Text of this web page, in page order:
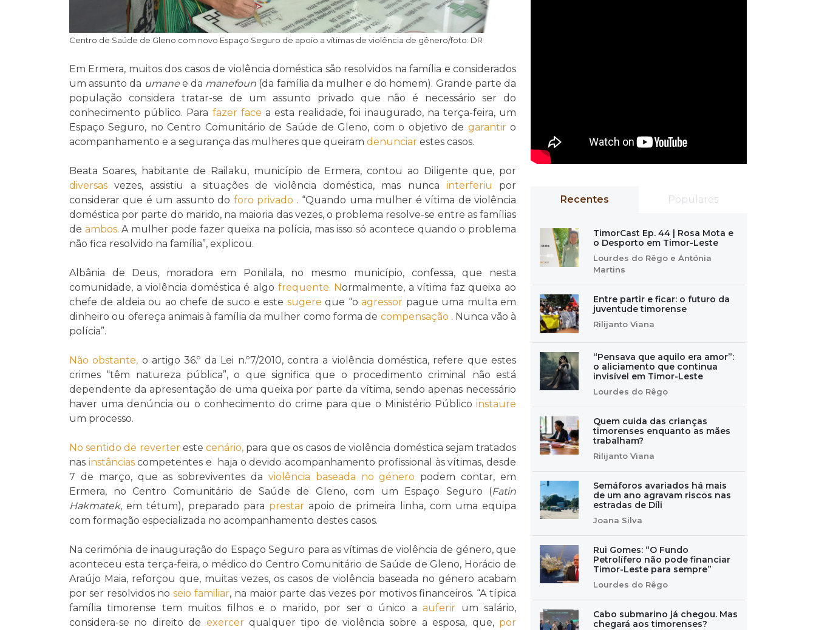
Centro de Saúde de Gleno com novo Espaço Seguro de apoio a vítimas de violência de gênero/foto: DR
Em Ermera, muitos dos casos de violência doméstica são resolvidos na família e considerados
um assunto da umanee da manefoun (da família da mulher e do homem). Grande parte da
população considera tratar-se de um assunto privado que não é necessário ser do
conhecimento público. Para fazer face a esta realidade, foi inaugurado, na terça-feira, um
Espaço Seguro, no Centro Comunitário de Saúde de Gleno, com o objetivo de garantiro
acompanhamento e a segurança das mulheres que queiram denunciar estes casos.
Beata Soares, habitante de Railaku, município de Ermera, contou ao Diligente que, por
diversasvezes, assistiu a situações de violência doméstica, mas nunca interferiu por
considerar que é um assunto do foro privado . “Quando uma mulher é vítima de violência
doméstica por parte do marido, na maioria das vezes, o problema resolve-se entre as famílias
de ambos. A mulher pode fazer queixa na polícia, mas isso só acontece quando o problema
não fica resolvido na família”, explicou.
Albânia de Deus, moradora em Ponilala, no mesmo município, confessa, que nesta
comunidade, a violência doméstica é algo frequente. Normalmente, a vítima faz queixa ao
chefe de aldeia ou ao chefe de suco e este sugereque “oagressor pague uma multa em
dinheiro ou ofereça animais à família da mulher como forma de compensação . Nunca vão à
polícia”.
Não obstante, o artigo 36.º da Lei n.º7/2010, contra a violência doméstica, refere que estes
crimes “têm natureza pública”, o que significa que o procedimento criminal não está
dependente da apresentação de uma queixa por parte da vítima, sendo apenas necessário
haver uma denúncia ou o conhecimento do crime para que o Ministério Público instaure
um processo.
No sentido de reverter estecenário, para que os casos de violência doméstica sejam tratados
nas instânciascompetentes e haja o devido acompanhamento profissional às vítimas, desde
7 de março, que as sobreviventes da violência baseada no género podem contar, em
Ermera, no Centro Comunitário de Saúde de Gleno, com um Espaço Seguro (Fatin
Hakmatek, em tétum), preparado para prestarapoio de primeira linha, com uma equipa
com formação especializada no acompanhamento destes casos.
Na cerimónia de inauguração do Espaço Seguro para as vítimas de violência de género, que
aconteceu esta terça-feira, o médico do Centro Comunitário de Saúde de Gleno, Horácio de
Araújo Maia, reforçou que, muitas vezes, os casos de violência baseada no género acabam
por ser resolvidos noseio familiar, na maior parte das vezes por motivos financeiros. “A típica
família timorense tem muitos filhos e o marido, por ser o único aauferir um salário,
considera-se no direito de exercer qualquer tipo de violência sobre a esposa, que, por
Recentes Populares
TimorCast Ep. 44 | Rosa Mota e
o Desporto em Timor-Leste
Lourdes do Rêgo e Antónia
Martins
Entre partir e ficar: o futuro da
juventude timorense
Rilijanto Viana
“Pensava que aquilo era amor”:
o aliciamento que continua
invisível em Timor-Leste
Lourdes do Rêgo
Quem cuida das crianças
timorenses enquanto as mães
trabalham?
Rilijanto Viana
Semáforos avariados há mais
de um ano agravam riscos nas
estradas de Díli
Joana Silva
Rui Gomes: “O Fundo
Petrolífero não pode financiar
Timor-Leste para sempre”
Lourdes do Rêgo
Cabo submarino já chegou. Mas
chegará aos timorenses?